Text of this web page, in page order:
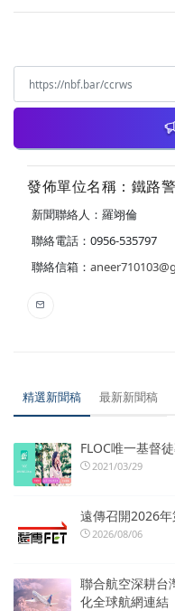
發佈單位名稱：鐵路
新聞聯絡人：羅翊倫
聯絡電話：0956-535797
聯絡信箱：
精選新聞稿 最新新聞稿
FLOC唯一基督
2021/03/29
遠傳召開2026
2026/08/06
聯合航空深耕台
化全球航網連結